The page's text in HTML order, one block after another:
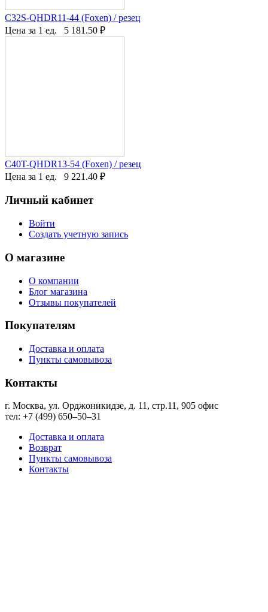
C32S-QHDR11-44 (Foxen) / резец
Цена за 1 ед.
5 181.50 ₽
C40T-QHDR13-54 (Foxen) / резец
Цена за 1 ед.
9 221.40 ₽
Личный кабинет
Войти
Создать учетную запись
О магазине
О компании
Блог магазина
Отзывы покупателей
Покупателям
Доставка и оплата
Пункты самовывоза
Контакты
г. Москва, ул. Орджоникидзе, д. 11, стр.11, ​905 офис
тел: +7 (499) 650‒50‒31
Доставка и оплата
Возврат
Пункты самовывоза
Контакты